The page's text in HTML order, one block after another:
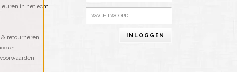
in het echt
retourneren
INLOGGEN